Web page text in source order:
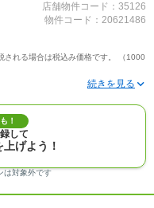
店舗物件コード：35126
物件コード：20621486
れる場合は税込み価格です。 （1000
かれている家具や車などは、特にコ
。
した情報です。
は多少異なることがあります。
画像の場合、今回販売の物件と異な
ります。
しない項目もあります。
！
して
げよう！
は対象外です